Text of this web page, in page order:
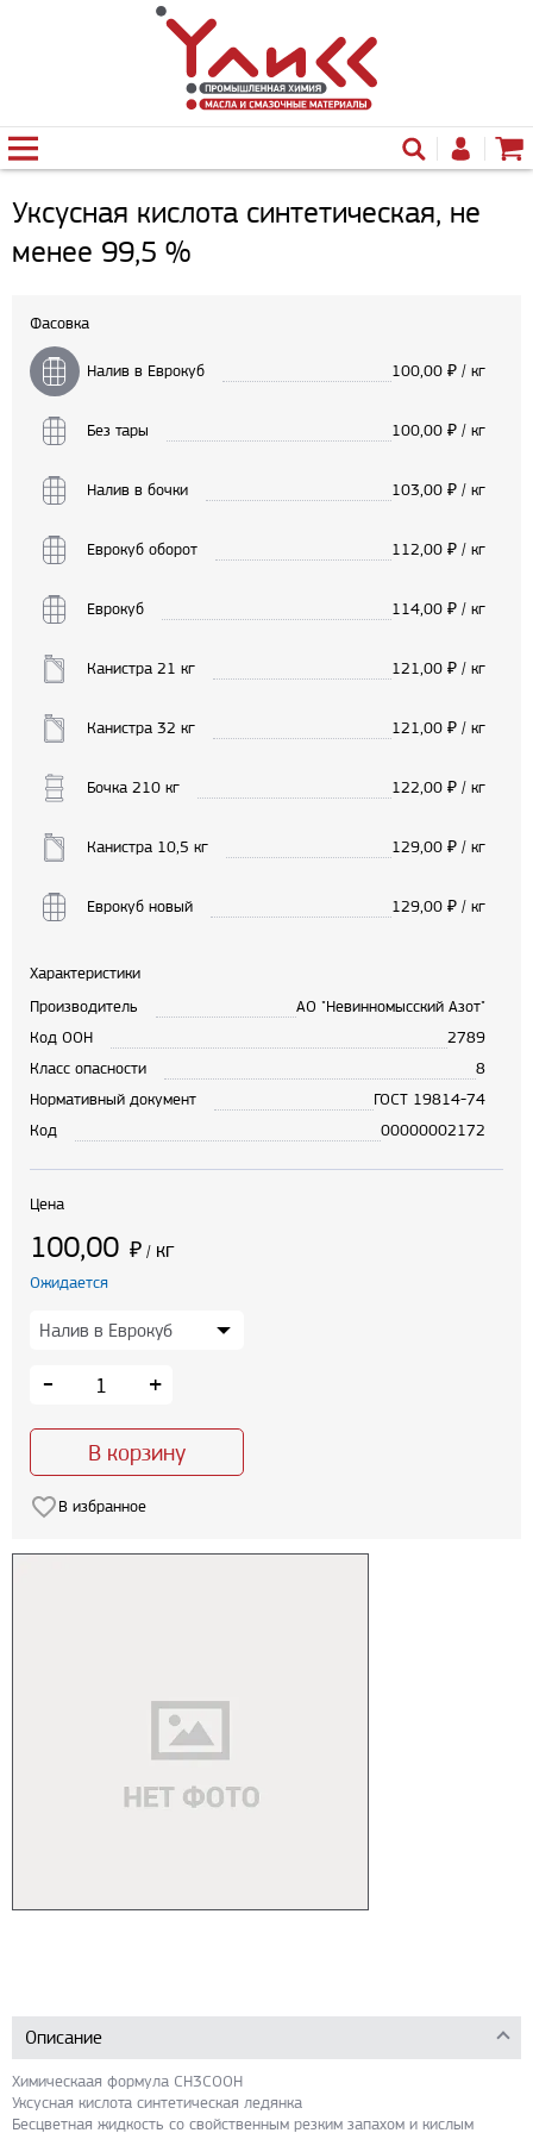
Уксусная кислота синтетическая, не
менее 99,5 %
Фасовка
Налив в Еврокуб 100,00 ₽ / кг
Без тары 100,00 ₽ / кг
Налив в бочки 103,00 ₽ / кг
Еврокуб оборот 112,00 ₽ / кг
Еврокуб 114,00 ₽ / кг
Канистра 21 кг 121,00 ₽ / кг
Канистра 32 кг 121,00 ₽ / кг
Бочка 210 кг 122,00 ₽ / кг
Канистра 10,5 кг 129,00 ₽ / кг
Еврокуб новый 129,00 ₽ / кг
Характеристики
Производитель
АО "Невинномысский Азот"
Код ООН
2789
Класс опасности
8
Нормативный документ
ГОСТ 19814-74
Код
00000002172
Цена
100,00 ₽ / кг
Ожидается
- +
В корзину
В избранное
Описание
Химическаая формула CH3COOH
Уксусная кислота синтетическая ледянка
Бесцветная жидкость со свойственным резким запахом и кислым